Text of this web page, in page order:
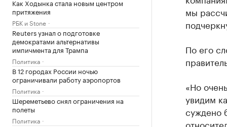
Как Ходынка стала новым центром
притяжения
РБК и Stone
Reuters узнал о подготовке
демократами альтернативы
импичмента для Трампа
Политика
В 12 городах России ночью
ограничивали работу аэропортов
Политика
Шереметьево снял ограничения на
полеты
Политика
мы
По его
«Но
увидим
суждено